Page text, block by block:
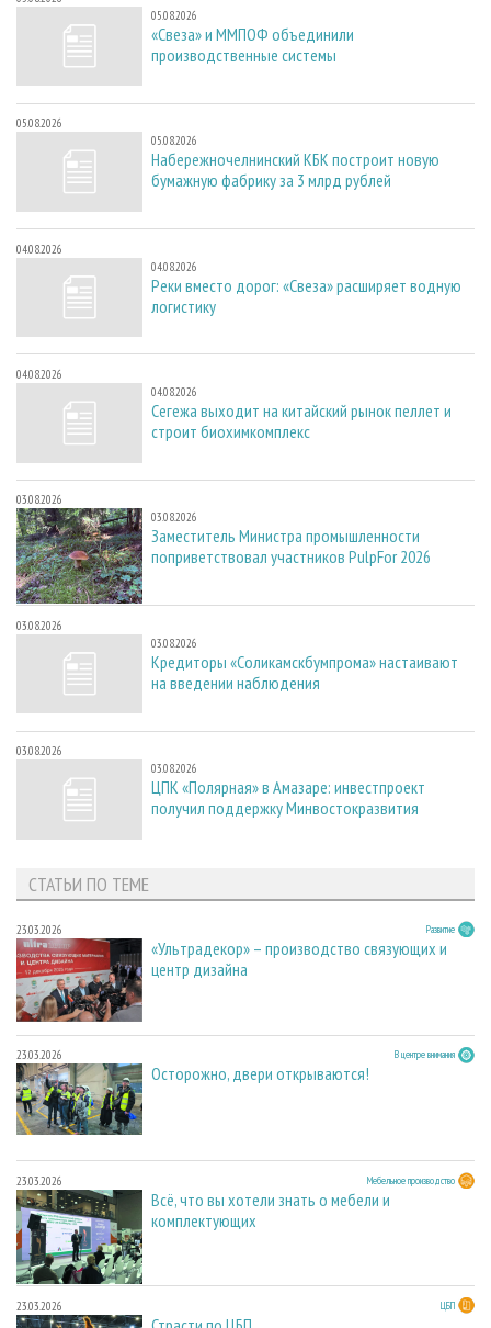
05.08.2026
«Свеза» и ММПОФ объединили
производственные системы
05.08.2026
05.08.2026
Набережночелнинский КБК построит новую
бумажную фабрику за 3 млрд рублей
04.08.2026
04.08.2026
Реки вместо дорог: «Свеза» расширяет водную
логистику
04.08.2026
04.08.2026
Сегежа выходит на китайский рынок пеллет и
строит биохимкомплекс
03.08.2026
03.08.2026
Заместитель Министра промышленности
поприветствовал участников PulpFor 2026
03.08.2026
03.08.2026
Кредиторы «Соликамскбумпрома» настаивают
на введении наблюдения
03.08.2026
03.08.2026
ЦПК «Полярная» в Амазаре: инвестпроект
получил поддержку Минвостокразвития
СТАТЬИ ПО ТЕМЕ
23.03.2026 Развитие
«Ультрадекор» – производство связующих и
центр дизайна
23.03.2026 В центре внимания
Осторожно, двери открываются!
23.03.2026 Мебельное производство
Всё, что вы хотели знать о мебели и
комплектующих
23.03.2026 ЦБП